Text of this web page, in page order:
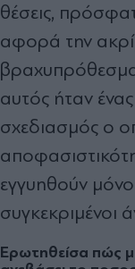
θέσεις,
αφορά την
αυτός ήταν
σχεδιασμός ο
εγγυηθούν
συγκεκριμένοι
Ερωτηθείσα πώς